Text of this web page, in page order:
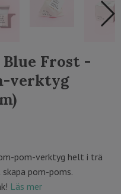
Frost -
verktyg
pom-verktyg helt i trä
pom-poms.
Läs mer